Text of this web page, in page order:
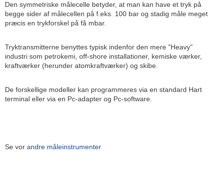
Den symmetriske målecelle betyder, at man kan have et tryk på
begge sider af målecellen på f.eks. 100 bar og stadig måle meget
præcis en trykforskel på få mbar.
Tryktransmitterne benyttes typisk indenfor den mere "Heavy"
industri som petrokemi, off-shore installationer, kemiske værker,
kraftværker (herunder atomkraftværker) og skibe.
De forskellige modeller kan programmeres via en standard Hart
terminal eller via en Pc-adapter og Pc-software.
Se vor andre måleinstrumenter